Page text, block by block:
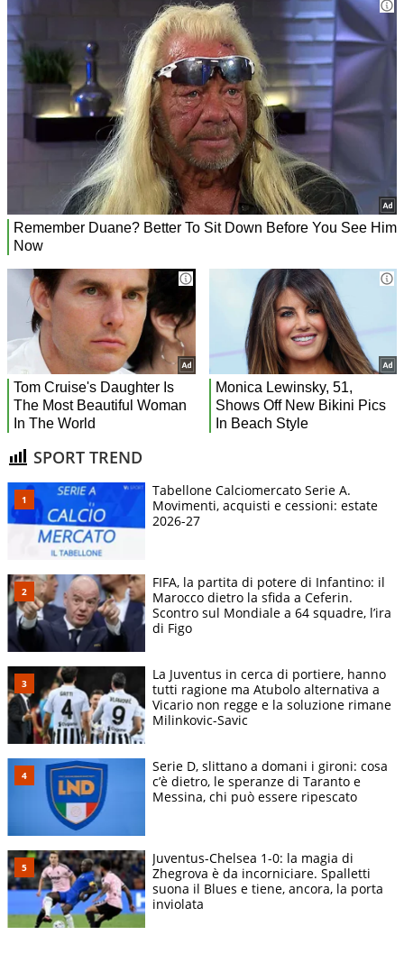
SPORT TREND
Tabellone Calciomercato Serie A.
Movimenti, acquisti e cessioni: estate
2026-27
FIFA, la partita di potere di Infantino: il
Marocco dietro la sfida a Ceferin.
Scontro sul Mondiale a 64 squadre, l’ira
di Figo
La Juventus in cerca di portiere, hanno
tutti ragione ma Atubolo alternativa a
Vicario non regge e la soluzione rimane
Milinkovic-Savic
Serie D, slittano a domani i gironi: cosa
c’è dietro, le speranze di Taranto e
Messina, chi può essere ripescato
Juventus-Chelsea 1-0: la magia di
Zhegrova è da incorniciare. Spalletti
suona il Blues e tiene, ancora, la porta
inviolata